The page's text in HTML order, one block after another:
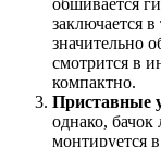
обшивается
заключается
значительно
смотрится в
компактно.
Приставные
однако, бачок
монтируется